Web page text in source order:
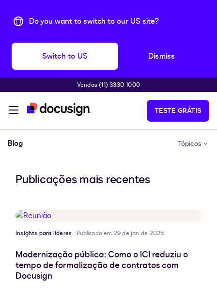
Do you want to switch to our US site?
Switch to US Dismiss
Pular para o conteúdo principal
Vendas (11) 3330-1000
TESTE GRÁTIS
Blog Tópicos
Publicações mais recentes
Insights para líderes Publicado em 29 de jan. de 2026
Modernização pública: Como o ICI reduziu o
tempo de formalização de contratos com
Docusign